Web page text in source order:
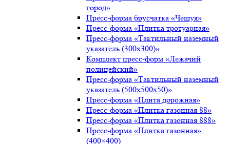
город»
Пресс-форма брусчатка «Чешуя»
Пресс-форма «Плитка тротуарная»
Пресс-форма «Тактильный наземный
указатель (300х300)»
Комплект пресс-форм «Лежачий
полицейский»
Пресс-форма «Тактильный наземный
указатель (500х500х50)»
Пресс-форма «Плита дорожная»
Пресс-форма «Плитка газонная 88»
Пресс-форма «Плитка газонная 888»
Пресс-форма «Плитка газонная»
(400×400)